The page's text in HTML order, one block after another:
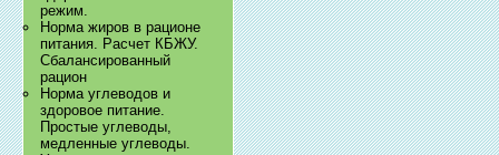
режим.
Норма жиров в рационе
питания. Расчет КБЖУ.
Сбалансированный
рацион
Норма углеводов и
здоровое питание.
Простые углеводы,
медленные углеводы.